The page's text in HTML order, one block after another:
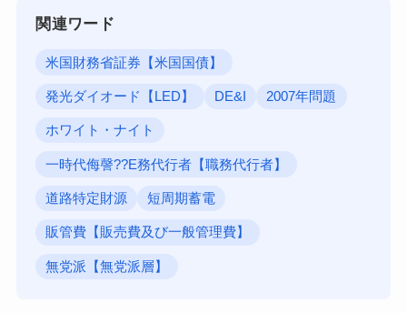
関連ワード
米国財務省証券【米国国債】
発光ダイオード【LED】 DE&I 2007年問題
ホワイト・ナイト
一時代侮謦??E務代行者【職務代行者】
道路特定財源 短周期蓄電
販管費【販売費及び一般管理費】
無党派【無党派層】